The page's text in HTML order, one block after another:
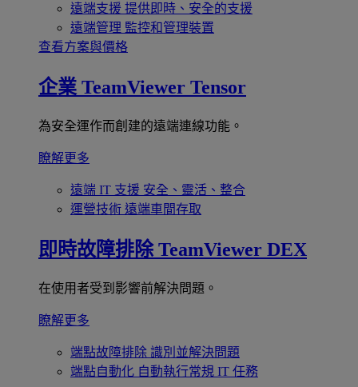
遠端支援 提供即時、安全的支援
遠端管理 監控和管理裝置
查看方案與價格
企業 TeamViewer Tensor
為安全運作而創建的遠端連線功能。
瞭解更多
遠端 IT 支援 安全、靈活、整合
運營技術 遠端車間存取
即時故障排除 TeamViewer DEX
在使用者受到影響前解決問題。
瞭解更多
端點故障排除 識別並解決問題
端點自動化 自動執行常規 IT 任務